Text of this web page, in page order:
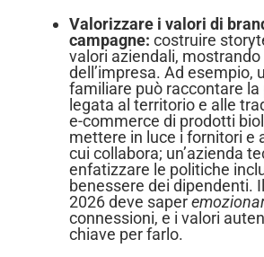
Valorizzare i valori di
campagne: costruire
valori aziendali,
dell’impresa. Ad esempio,
familiare può raccontare la
legata al territorio e alle
e-commerce di prodotti
mettere in luce i fornitori e
cui collabora; un’azienda
enfatizzare le politiche
benessere dei dipendenti.
2026 deve saper
connessioni, e i valori
chiave per farlo.